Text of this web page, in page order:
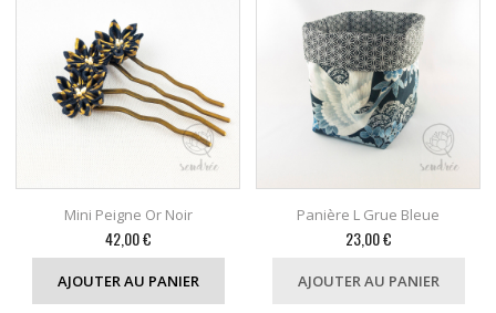
Mini Peigne Or Noir
Prix
42,00 €
AJOUTER AU PANIER
Panière L Grue Bleue
Prix
23,00 €
AJOUTER AU PANIER